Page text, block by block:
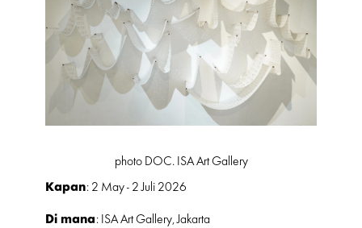
photo DOC. ISA Art Gallery
Kapan: 2 May - 2 Juli 2026
Di mana: ISA Art Gallery, Jakarta